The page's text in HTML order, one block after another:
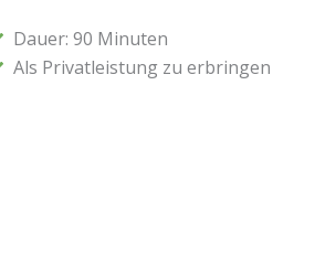
Dauer: 90 Minuten
Als Privatleistung zu erbringen